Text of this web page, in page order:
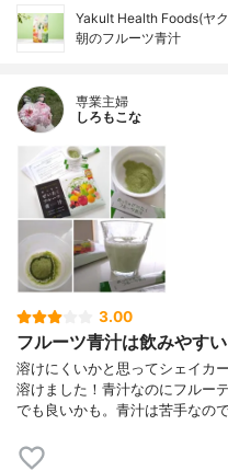
Yakult Health Foods(ヤ
朝のフルーツ青汁
専業主婦
しろもこな
3.00
フルーツ青汁は飲みやすい
溶けにくいかと思ってシェイカ
溶けました！青汁なのにフルー
でも良いかも。青汁は苦手なの